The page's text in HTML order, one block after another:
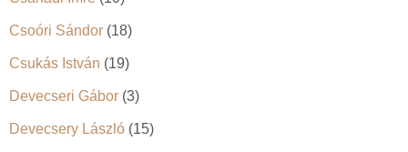
Csoóri Sándor (18)
Csukás István (19)
Devecseri Gábor (3)
Devecsery László (15)